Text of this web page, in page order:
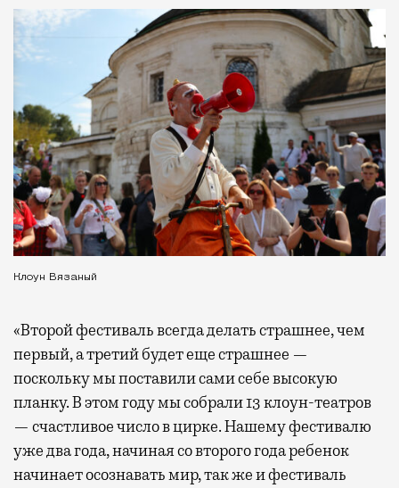
Клоун Вязаный
«Второй фестиваль всегда делать страшнее, чем
первый, а третий будет еще страшнее —
поскольку мы поставили сами себе высокую
планку. В этом году мы собрали 13 клоун-театров
— счастливое число в цирке. Нашему фестивалю
уже два года, начиная со второго года ребенок
начинает осознавать мир, так же и фестиваль